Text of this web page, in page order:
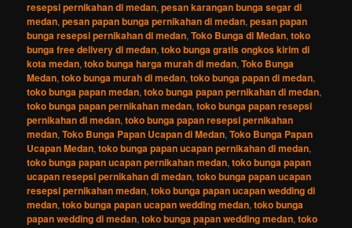
resepsi pernikahan di medan,pesan karangan bunga segar di
medan,pesan papan bunga pernikahan di medan,pesan papan
bunga resepsi pernikahan di medan,Toko Bunga di Medan,toko
bunga free delivery di medan,toko bunga gratis ongkos kirim di
kota medan,toko bunga harga murah di medan,Toko Bunga
Medan,toko bunga murah di medan,toko bunga papan di medan,
toko bunga papan medan,toko bunga papan pernikahan di medan,
toko bunga papan pernikahan medan,toko bunga papan resepsi
pernikahan di medan,toko bunga papan resepsi pernikahan
medan,Toko Bunga Papan Ucapan di Medan,Toko Bunga Papan
Ucapan Medan,toko bunga papan ucapan pernikahan di medan,
toko bunga papan ucapan pernikahan medan,toko bunga papan
ucapan resepsi pernikahan di medan,toko bunga papan ucapan
resepsi pernikahan medan,toko bunga papan ucapan wedding di
medan,toko bunga papan ucapan wedding medan,toko bunga
papan wedding di medan,toko bunga papan wedding medan,toko